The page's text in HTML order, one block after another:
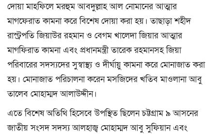
দোয়া মাহফিলে মরহুম আবদুল্লাহ আল নোমানের আত্মার
মাগফেরাত কামনা করে বিশেষ দোয়া করা হয়। তাছাড়া শহীদ
রাস্ট্রপতি জিয়াউর রহমান ও বেগম খালেদা জিয়ার আত্মার
মাগফিরাত কামনা এবং প্রধানমন্ত্রী তারেক রহমানসহ জিয়া
পরিবারের সদস্যদের সুস্বাস্থ্য ও দীর্ঘায়ু কামনা করে মোনাজাত করা
হয়। মোনাজাত পরিচালনা করেন মসজিদের খতিব মাওলানা আবু
তালেব মোহাম্মদ আলাউদ্দীন।
এতে বিশেষ অতিথি হিসেবে উপস্থিত ছিলেন চট্টগ্রাম ৯ আসনের
জাতীয় সংসদ সদস্য আলহাজ্ব মোহাম্মদ আবু সুফিয়ান এবং